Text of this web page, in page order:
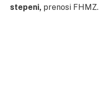
stepeni, prenosi FHMZ.